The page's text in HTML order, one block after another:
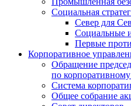
Социальная
Север для
Социальные
Первые
Корпоративное
Обращение
по
Система
Общее собрание